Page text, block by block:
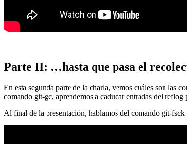
Parte II: …hasta que pasa el
En esta segunda parte de la charla, vemos cuáles son las
comando git-gc, aprendemos a caducar entradas del
Al final de la presentación, hablamos del comando git-